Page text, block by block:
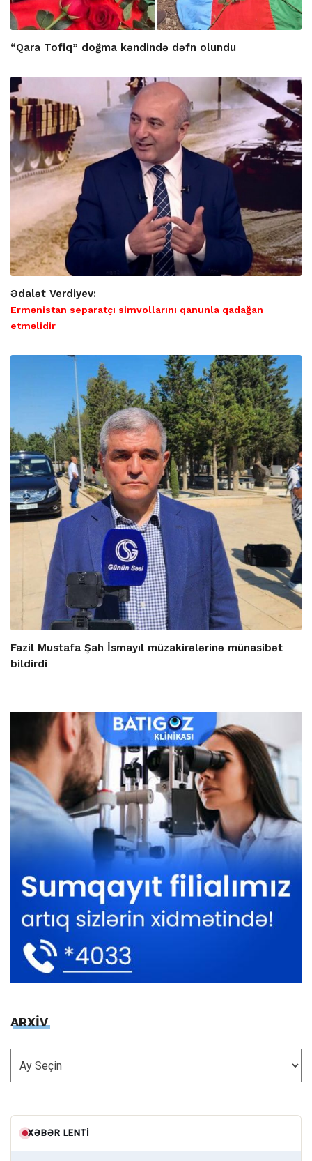
“Qara Tofiq” doğma kəndində dəfn olundu
Ədalət Verdiyev:
Ermənistan separatçı simvollarını qanunla qadağan
etməlidir
Fazil Mustafa Şah İsmayıl müzakirələrinə münasibət
bildirdi
ARXİV
ARXİV
XƏBƏR LENTI